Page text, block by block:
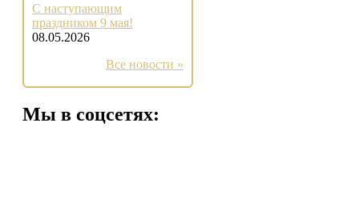
С наступающим
праздником 9 мая!
08.05.2026
Все новости »
Мы в соцсетях: